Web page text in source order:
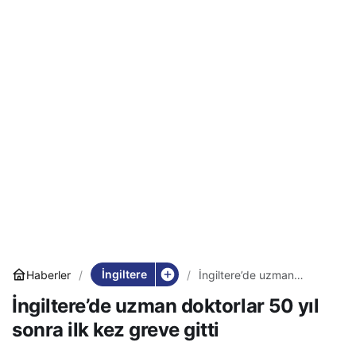
Haberler İngiltere
İngiltere’de uzman
kez greve gitti
İngiltere’de uzman doktorlar 50 yıl
sonra ilk kez greve gitti